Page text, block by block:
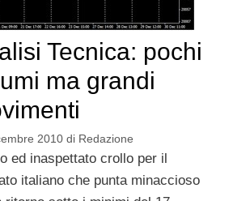
Tecnica: pochi
ma grandi
2010 di Redazione
ed inaspettato crollo per il
italiano che punta minaccioso